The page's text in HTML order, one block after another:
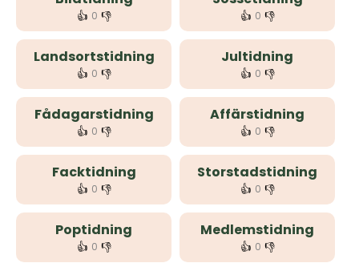
👍 0 👎 👍 0 👎
Landsortstidning
👍 0 👎
Jultidning
👍 0 👎
Fådagarstidning
👍 0 👎
Affärstidning
👍 0 👎
Facktidning
👍 0 👎
Storstadstidning
👍 0 👎
Poptidning
👍 0 👎
Medlemstidning
👍 0 👎